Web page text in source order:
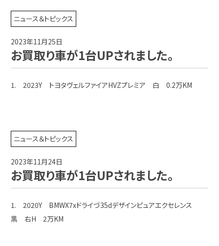
ニュース＆トピックス
2023年11月25日
お買取り車が1台UPされました。
1. 2023Y トヨタヴェルファイアHVZプレミア 白 0.2万KM
ニュース＆トピックス
2023年11月24日
お買取り車が1台UPされました。
1. 2020Y BMWX7xドライづ35dデザインピュアエクセレンス
黒 右H 2万KM